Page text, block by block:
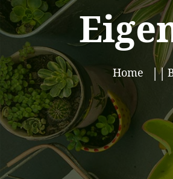
Home